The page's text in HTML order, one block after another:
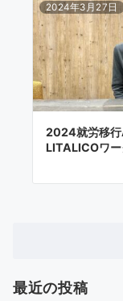
2024年3月27日
2024就労移
LITALICOワ
最近の投稿